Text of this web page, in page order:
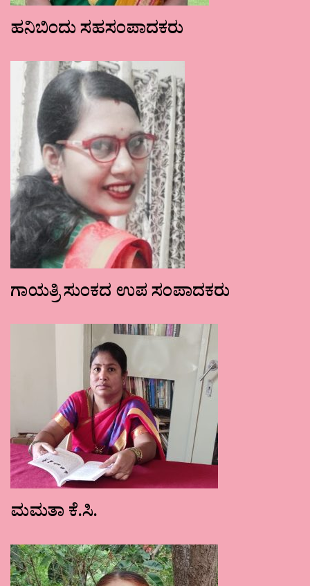
ಹನಿಬಿಂದು ಸಹಸಂಪಾದಕರು
ಗಾಯತ್ರಿ ಸುಂಕದ ಉಪ ಸಂಪಾದಕರು
ಮಮತಾ ಕೆ.ಸಿ.